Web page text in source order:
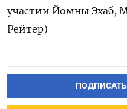
‌участии Йомны Эхаб,
Рейтер)